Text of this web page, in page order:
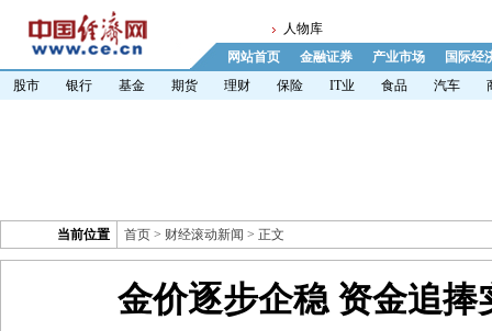
人物库
网站首页
金融证券 产业市场
国际经
股市
银行 基金 期货 理财 保险 IT业 食品 汽车
当前位置 首页 > 财经滚动新闻 > 正文
金价逐步企稳 资金追捧